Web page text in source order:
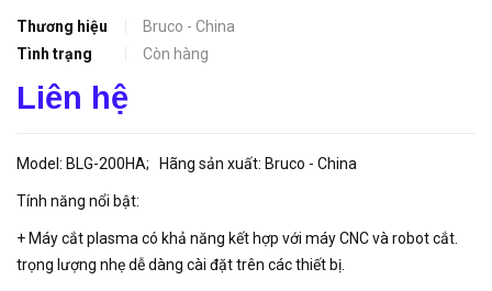
Thương hiệu
Bruco - China
Tình trạng
Còn hàng
Liên hệ
Model: BLG-200HA; Hãng sản xuất: Bruco - China
Tính năng nổi bật:
+ Máy cắt plasma có khả năng kết hợp với máy CNC và robot cắt.
trọng lượng nhẹ dễ dàng cài đặt trên các thiết bị.